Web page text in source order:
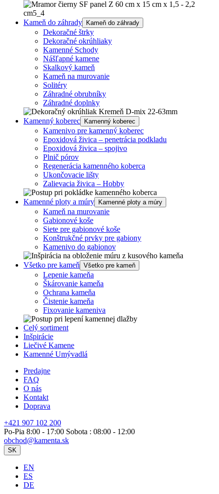
Kameň do záhrady Kameň do záhrady
Dekoračné štrky
Dekoračné okrúhliaky
Kamenné Schody
Nášľapné kamene
Skalkový kameň
Kameň na murovanie
Solitéry
Záhradné obrubníky
Záhradné doplnky
Kamenný koberec Kamenný koberec
Kamenivo pre kamenný koberec
Epoxidová živica – penetrácia podkladu
Epoxidová živica – spojivo
Plnič pórov
Regenerácia kamenného koberca
Ukončovacie lišty
Zalievacia živica – Hobby
Kamenné ploty a múry Kamenné ploty a múry
Kameň na murovanie
Gabionové koše
Siete pre gabionové koše
Konštrukčné prvky pre gabiony
Kamenivo do gabionov
Všetko pre kameň Všetko pre kameň
Lepenie kameňa
Škárovanie kameňa
Ochrana kameňa
Čistenie kameňa
Fixovanie kameniva
Celý sortiment
Inšpirácie
Liečivé Kamene
Kamenné Umývadlá
Predajne
FAQ
O nás
Kontakt
Doprava
+421 907 102 200
Po-Pia 8:00 - 17:00 Sobota : 08:00 - 12:00
obchod@kamenta.sk
SK
EN
ES
DE